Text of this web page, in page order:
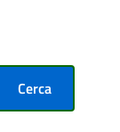
Cerca